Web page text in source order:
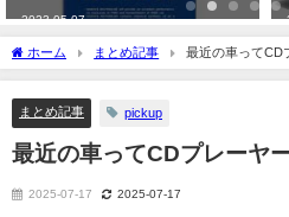
2019-07-17
ホーム まとめ記事 最近の車ってCD
まとめ記事 pickup
最近の車ってCDプレーヤ
2025-07-17 2025-07-17